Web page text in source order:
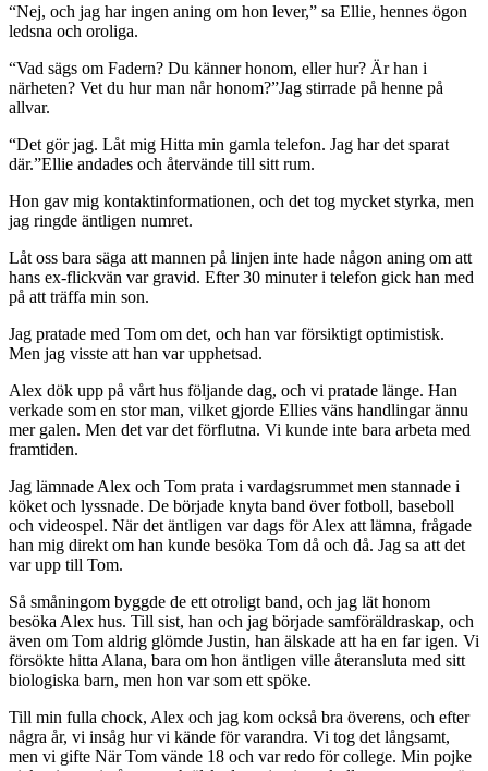
“Nej, och jag har ingen aning om hon lever,” sa Ellie, hennes ögon
ledsna och oroliga.
“Vad sägs om Fadern? Du känner honom, eller hur? Är han i
närheten? Vet du hur man når honom?”Jag stirrade på henne på
allvar.
“Det gör jag. Låt mig Hitta min gamla telefon. Jag har det sparat
där.”Ellie andades och återvände till sitt rum.
Hon gav mig kontaktinformationen, och det tog mycket styrka, men
jag ringde äntligen numret.
Låt oss bara säga att mannen på linjen inte hade någon aning om att
hans ex-flickvän var gravid. Efter 30 minuter i telefon gick han med
på att träffa min son.
Jag pratade med Tom om det, och han var försiktigt optimistisk.
Men jag visste att han var upphetsad.
Alex dök upp på vårt hus följande dag, och vi pratade länge. Han
verkade som en stor man, vilket gjorde Ellies väns handlingar ännu
mer galen. Men det var det förflutna. Vi kunde inte bara arbeta med
framtiden.
Jag lämnade Alex och Tom prata i vardagsrummet men stannade i
köket och lyssnade. De började knyta band över fotboll, baseboll
och videospel. När det äntligen var dags för Alex att lämna, frågade
han mig direkt om han kunde besöka Tom då och då. Jag sa att det
var upp till Tom.
Så småningom byggde de ett otroligt band, och jag lät honom
besöka Alex hus. Till sist, han och jag började samföräldraskap, och
även om Tom aldrig glömde Justin, han älskade att ha en far igen. Vi
försökte hitta Alana, bara om hon äntligen ville återansluta med sitt
biologiska barn, men hon var som ett spöke.
Till min fulla chock, Alex och jag kom också bra överens, och efter
några år, vi insåg hur vi kände för varandra. Vi tog det långsamt,
men vi gifte När Tom vände 18 och var redo för college. Min pojke